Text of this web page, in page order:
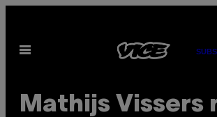
de Open
Mathijs Vissers